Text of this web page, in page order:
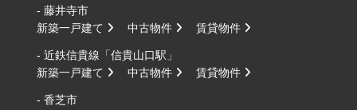
- 藤井寺市
新築一戸建て
中古物件 賃貸物件
- 近鉄信貴線「信貴山口駅」
新築一戸建て
中古物件 賃貸物件
- 香芝市